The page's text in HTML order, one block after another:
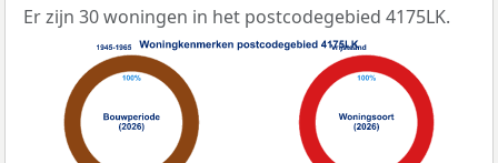
Er zijn 30 woningen in het postcodegebied 4175LK.